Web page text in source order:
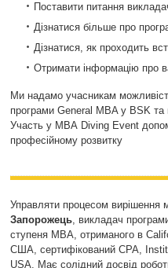
Поставити питання
Дізнатися більше про
Дізнатися, як проходить
Отримати інформацію про
Ми надамо учасникам
програми General MBA у BSK
Участь у МВА Diving Event
професійному розвитку
Управляти процесом вирішення
Запорожець, викладач
ступеня МВА, отриманого в
США, сертифікований СРА,
USA. Має солідний досвід